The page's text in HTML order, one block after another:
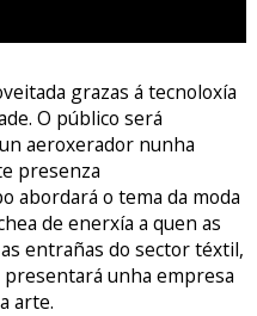
grazas á tecnoloxía
O público será
aeroxerador nunha
presenza
abordará o tema da moda
de enerxía a quen as
entrañas do sector téxtil,
presentará unha empresa
arte.